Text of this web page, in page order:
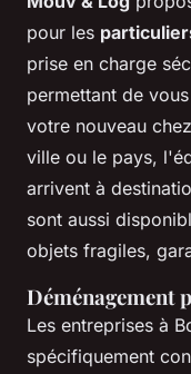
pour les
prise en charge
permettant de
votre nouveau
ville ou le pays,
arrivent à
sont aussi
objets fragiles,
Déménagement
Les entreprises à
spécifiquement